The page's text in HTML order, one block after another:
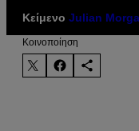
Κείμενο Julian
Kοινοποίηση